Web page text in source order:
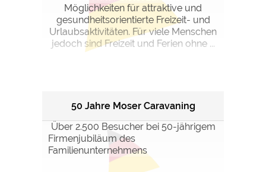
Möglichkeiten für attraktive und
gesundheitsorientierte Freizeit- und
Urlaubsaktivitäten. Für viele Menschen
jedoch sind Freizeit und Ferien ohne ...
50 Jahre Moser Caravaning
Über 2.500 Besucher bei 50-jährigem
Firmenjubiläum des
Familienunternehmens